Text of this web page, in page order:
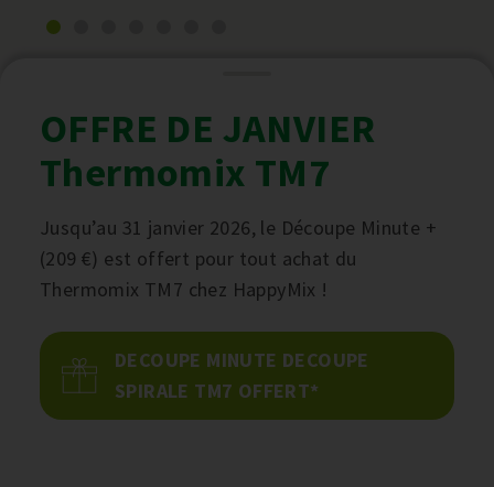
OFFRE DE JANVIER
Thermomix TM7
Jusqu’au 31 janvier 2026, le Découpe Minute +
(209 €) est offert pour tout achat du
Thermomix TM7 chez HappyMix !
DECOUPE MINUTE DECOUPE
SPIRALE TM7 OFFERT*